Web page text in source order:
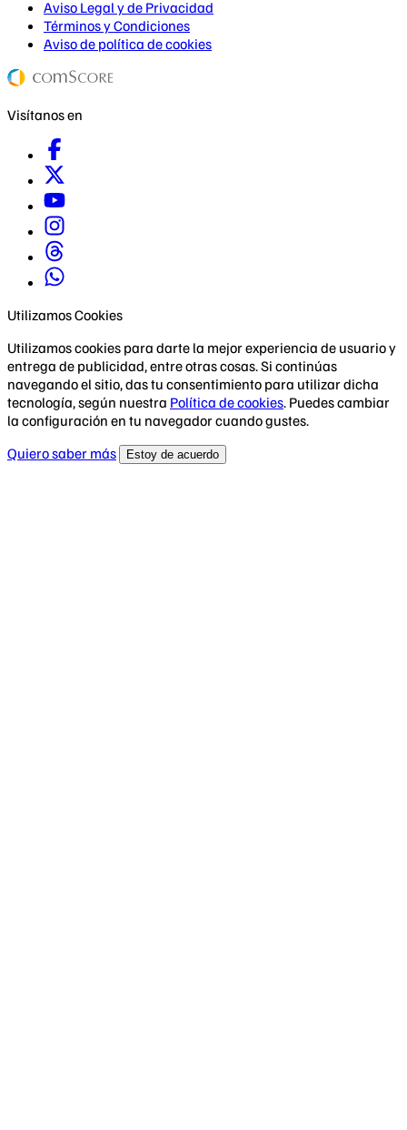
Aviso Legal y de Privacidad
Términos y Condiciones
Aviso de política de cookies
Visítanos en
Utilizamos Cookies
Utilizamos cookies para darte la mejor experiencia de usuario y
entrega de publicidad, entre otras cosas. Si continúas
navegando el sitio, das tu consentimiento para utilizar dicha
tecnología, según nuestra Política de cookies. Puedes cambiar
la configuración en tu navegador cuando gustes.
Quiero saber más
Estoy de acuerdo